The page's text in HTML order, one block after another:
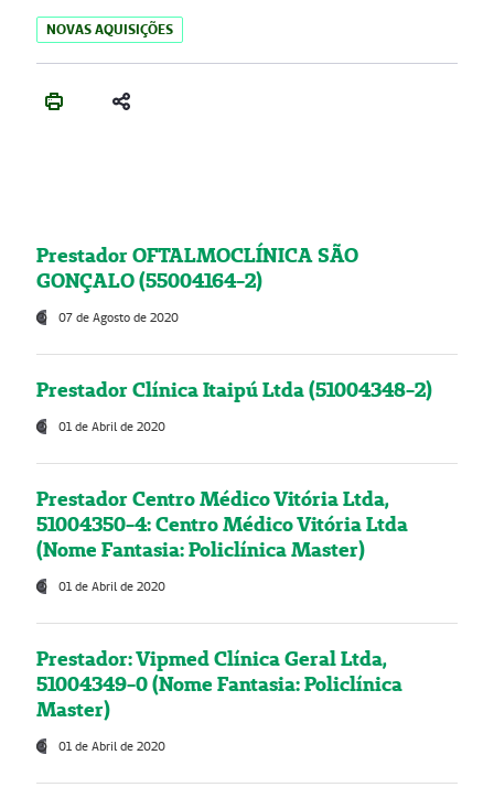
NOVAS AQUISIÇÕES
Prestador OFTALMOCLÍNICA SÃO
GONÇALO (55004164-2)
07 de Agosto de 2020
Prestador Clínica Itaipú Ltda (51004348-2)
01 de Abril de 2020
Prestador Centro Médico Vitória Ltda,
51004350-4: Centro Médico Vitória Ltda
(Nome Fantasia: Policlínica Master)
01 de Abril de 2020
Prestador: Vipmed Clínica Geral Ltda,
51004349-0 (Nome Fantasia: Policlínica
Master)
01 de Abril de 2020